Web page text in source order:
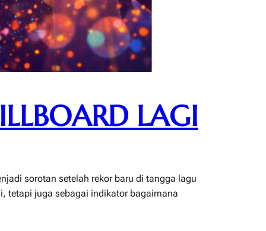
LAGI
sorotan setelah rekor baru di tangga lagu
tetapi juga sebagai indikator bagaimana